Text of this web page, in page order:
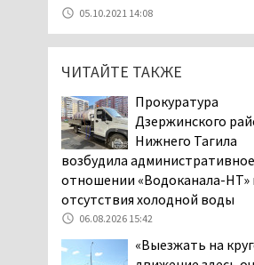
Тагильские
помогли
в лесу мужчине
06.08.2026 16:28
Прокуратура
Дзержинского
Нижнего Тагила
возбудила административное
отношении «Водоканала-НТ»
06.08.2026 15:42
05.10.2021 14:08
ЧИТАЙТЕ ТАКЖЕ
Прокуратура
Дзержинского
Нижнего Тагила
возбудила
отношении «Водоканала-НТ»
отсутствия холодной воды
06.08.2026 15:42
«Выезжать на